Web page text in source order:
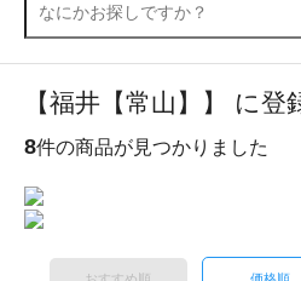
【福井【常山】】 に
8件の商品が見つかりました